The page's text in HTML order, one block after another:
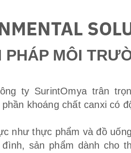
PHÁP MÔI
ty SurintOmya trân
khoáng chất canxi có
như thực phẩm và đồ
sản phẩm dành cho